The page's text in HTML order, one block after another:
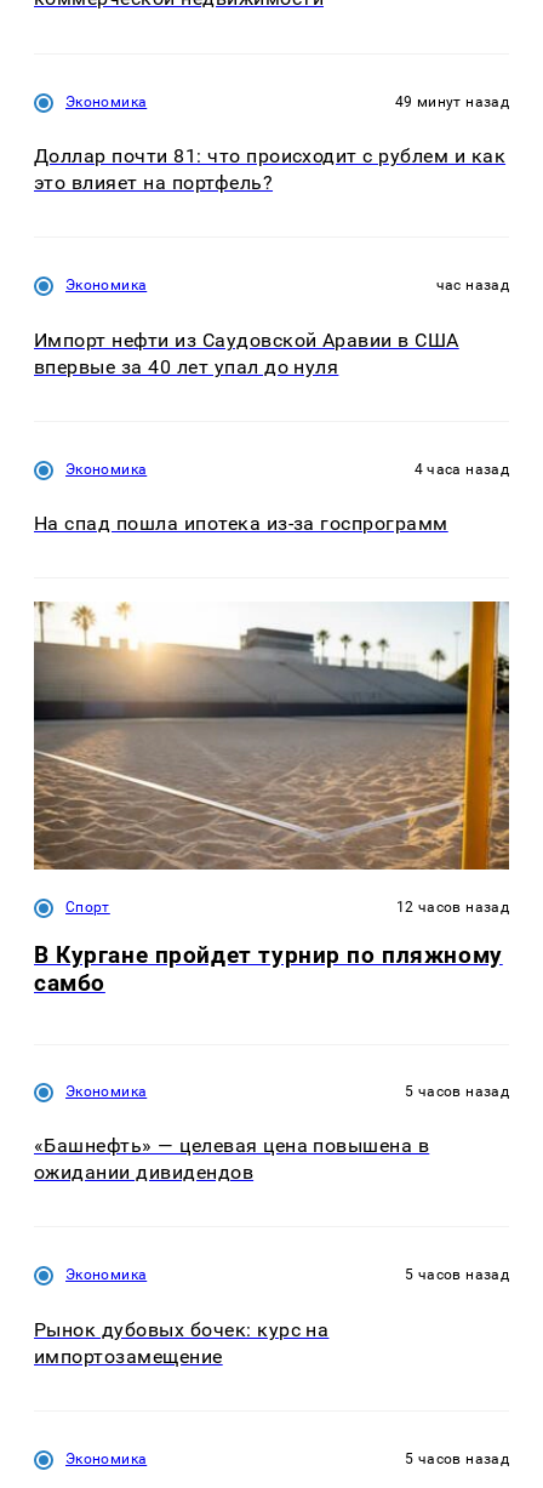
Экономика 49 минут назад
Доллар почти 81: что происходит с рублем и как
это влияет на портфель?
Экономика час назад
Импорт нефти из Саудовской Аравии в США
впервые за 40 лет упал до нуля
Экономика 4 часа назад
На спад пошла ипотека из-за госпрограмм
Спорт 12 часов назад
В Кургане пройдет турнир по пляжному
самбо
Экономика 5 часов назад
«Башнефть» — целевая цена повышена в
ожидании дивидендов
Экономика 5 часов назад
Рынок дубовых бочек: курс на
импортозамещение
Экономика 5 часов назад